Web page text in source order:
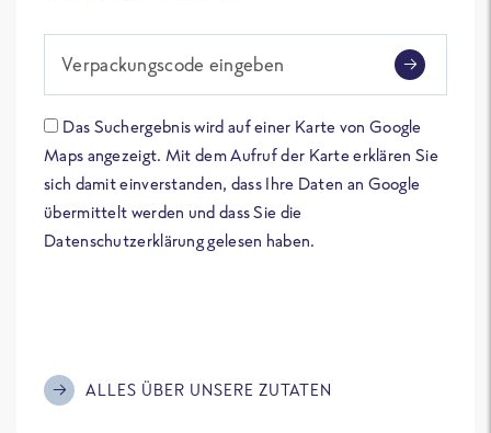
Verpackungscode eingeben
Das Suchergebnis wird auf einer Karte von Google
Maps angezeigt. Mit dem Aufruf der Karte erklären Sie
sich damit einverstanden, dass Ihre Daten an Google
übermittelt werden und dass Sie die
Datenschutzerklärung gelesen haben.
ALLES ÜBER UNSERE ZUTATEN